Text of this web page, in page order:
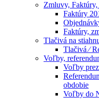
Zmluvy,
Faktúry
Faktúry,
Tlačivá na
Tlačivá ⁄
Voľby,
Voľby
obdobie
Voľby do